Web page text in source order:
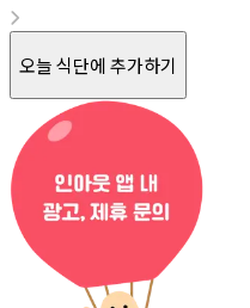
오늘 식단에 추가하기